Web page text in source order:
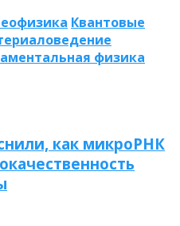
Квантовые
физика
как микроРНК